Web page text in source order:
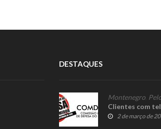
DESTAQUES
Montenegro
Clientes com
2 de março de